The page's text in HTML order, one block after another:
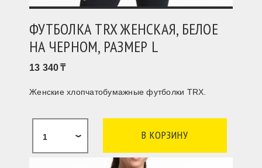
ФУТБОЛКА TRX ЖЕНСКАЯ, БЕЛОЕ
НА ЧЕРНОМ, РАЗМЕР L
13 340
Женские хлопчатобумажные футболки TRX.
1